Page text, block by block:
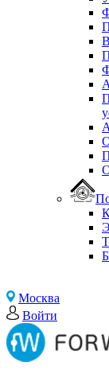
Москва
Войти